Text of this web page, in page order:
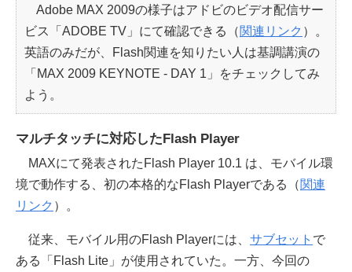
Adobe MAX 2009の様子はアドビのビデオ配信サー
ビス「ADOBE TV」にて確認できる（関連リンク ）。
英語のみだが、Flash関連を知りたい人は基調講演の
「MAX 2009 KEYNOTE - DAY 1」をチェックしてみ
よう。
マルチタッチに対応したFlash Player
MAXにて発表されたFlash Player 10.1 は、モバイル環
境で動作する、初の本格的なFlash Playerである（関連
リンク ）。
従来、モバイル用のFlash Playerには、 サブセット で
ある「Flash Lite」が使用されていた。一方、今回の